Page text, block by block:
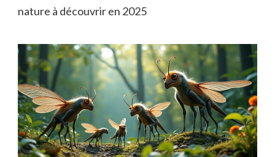
nature à découvrir en 2025